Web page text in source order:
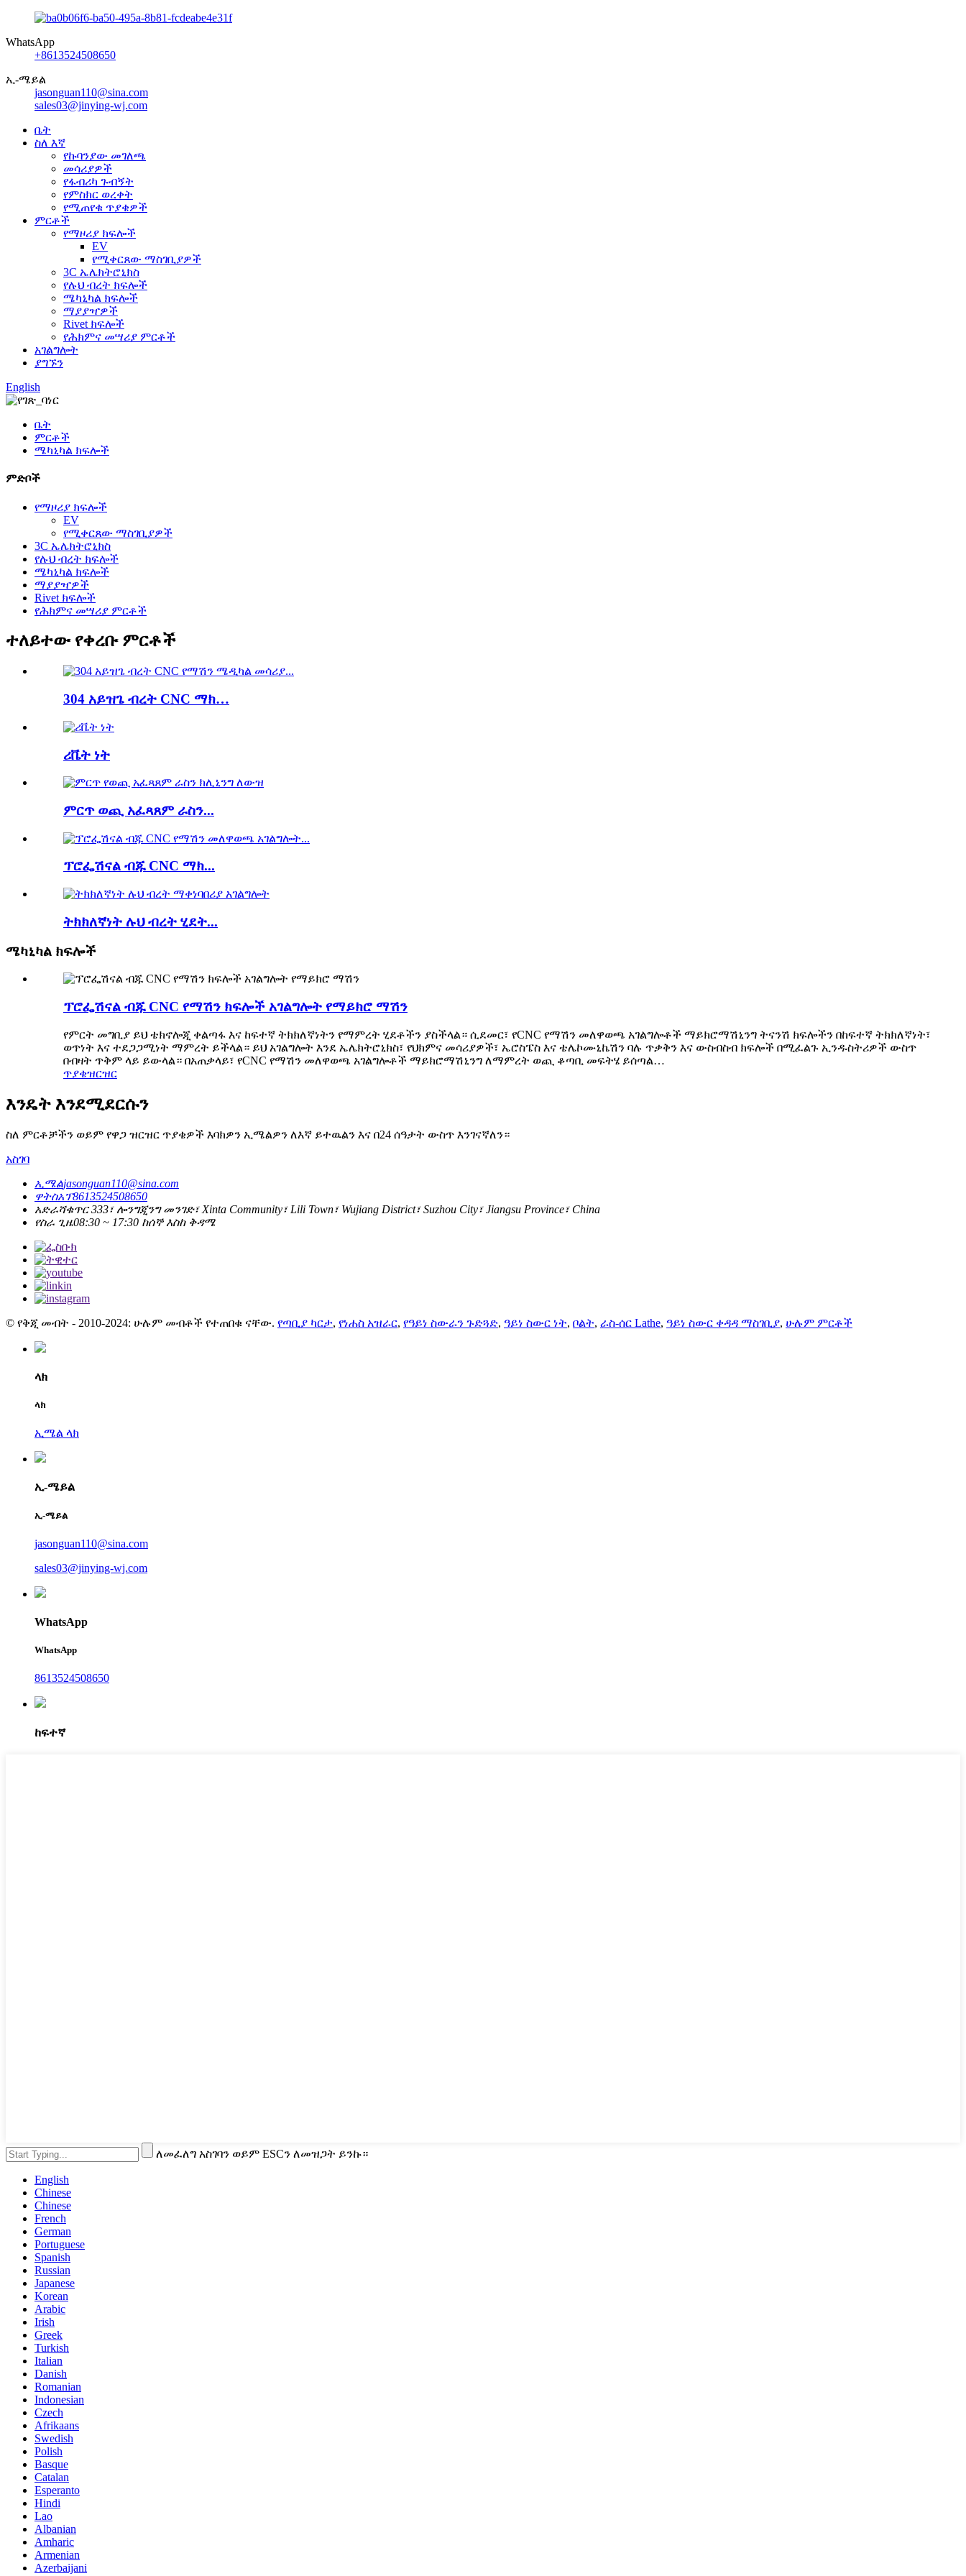
WhatsApp
+8613524508650
ኢ-ሜይል
jasonguan110@sina.com
sales03@jinying-wj.com
ቤት
ስለ እኛ
የኩባንያው መገለጫ
መሳሪያዎች
የፋብሪካ ጉብኝት
የምስክር ወረቀት
የሚጠየቁ ጥያቄዎች
ምርቶች
የማዞሪያ ክፍሎች
EV
የሚቀርጸው ማስገቢያዎች
3C ኤሌክትሮኒክስ
የሉህ ብረት ክፍሎች
ሜካኒካል ክፍሎች
ማያያዣዎች
Rivet ክፍሎች
የሕክምና መሣሪያ ምርቶች
አገልግሎት
ያግኙን
English
ቤት
ምርቶች
ሜካኒካል ክፍሎች
ምድቦች
የማዞሪያ ክፍሎች
EV
የሚቀርጸው ማስገቢያዎች
3C ኤሌክትሮኒክስ
የሉህ ብረት ክፍሎች
ሜካኒካል ክፍሎች
ማያያዣዎች
Rivet ክፍሎች
የሕክምና መሣሪያ ምርቶች
ተለይተው የቀረቡ ምርቶች
304 አይዝጌ ብረት CNC ማክ…
ሪቬት ነት
ምርጥ ወጪ አፈጻጸም ራስን...
ፕሮፌሽናል ብጁ CNC ማክ...
ትክክለኛነት ሉህ ብረት ሂደት...
ሜካኒካል ክፍሎች
ፕሮፌሽናል ብጁ CNC የማሽን ክፍሎች አገልግሎት የማይክሮ ማሽን
የምርት መግቢያ ይህ ቴክኖሎጂ ቀልጣፋ እና ከፍተኛ ትክክለኛነትን የማምረት ሂደቶችን ያስችላል። ሲደመር፣ የCNC የማሽን መለዋወጫ አገልግሎቶች ማይክሮማሽኒንግ ትናንሽ ክፍሎችን በከፍተኛ ትክክለኛነት፣
ወጥነት እና ተደጋጋሚነት ማምረት ይችላል። ይህ አገልግሎት እንደ ኤሌክትሮኒክስ፣ የህክምና መሳሪያዎች፣ ኤሮስፔስ እና ቴሌኮሙኒኬሽን ባሉ ጥቃቅን እና ውስብስብ ክፍሎች በሚፈልጉ ኢንዱስትሪዎች ውስጥ
በብዛት ጥቅም ላይ ይውላል። በአጠቃላይ፣ የCNC የማሽን መለዋወጫ አገልግሎቶች ማይክሮማሽኒንግ ለማምረት ወጪ ቆጣቢ መፍትሄ ይሰጣል…
ጥያቄዝርዝር
እንዴት እንደሚደርሱን
ስለ ምርቶቻችን ወይም የዋጋ ዝርዝር ጥያቄዎች እባክዎን ኢሜልዎን ለእኛ ይተዉልን እና በ24 ሰዓታት ውስጥ እንገናኛለን።
አስገባ
ኢሜልjasonguan110@sina.com
ዋትስአፕ8613524508650
አድራሻቁጥር 333፣ ሎንግጂንግ መንገድ፣ Xinta Community፣ Lili Town፣ Wujiang District፣ Suzhou City፣ Jiangsu Province፣ China
የስራ ጊዜ08:30 ~ 17:30 ከሰኞ እስከ ቅዳሜ
© የቅጂ መብት - 2010-2024: ሁሉም መብቶች የተጠበቁ ናቸው. የጣቢያ ካርታ, የነሐስ አዝራር, የዓይነ ስውራን ጉድጓድ, ዓይነ ስውር ነት, ቦልት, ራስ-ሰር Lathe, ዓይነ ስውር ቀዳዳ ማስገቢያ, ሁሉም ምርቶች
ላክ
ላክ
ኢሜል ላክ
ኢ-ሜይል
ኢ-ሜይል
jasonguan110@sina.com
sales03@jinying-wj.com
WhatsApp
WhatsApp
8613524508650
ከፍተኛ
ለመፈለግ አስገባን ወይም ESCን ለመዝጋት ይንኩ።
English
Chinese
Chinese
French
German
Portuguese
Spanish
Russian
Japanese
Korean
Arabic
Irish
Greek
Turkish
Italian
Danish
Romanian
Indonesian
Czech
Afrikaans
Swedish
Polish
Basque
Catalan
Esperanto
Hindi
Lao
Albanian
Amharic
Armenian
Azerbaijani